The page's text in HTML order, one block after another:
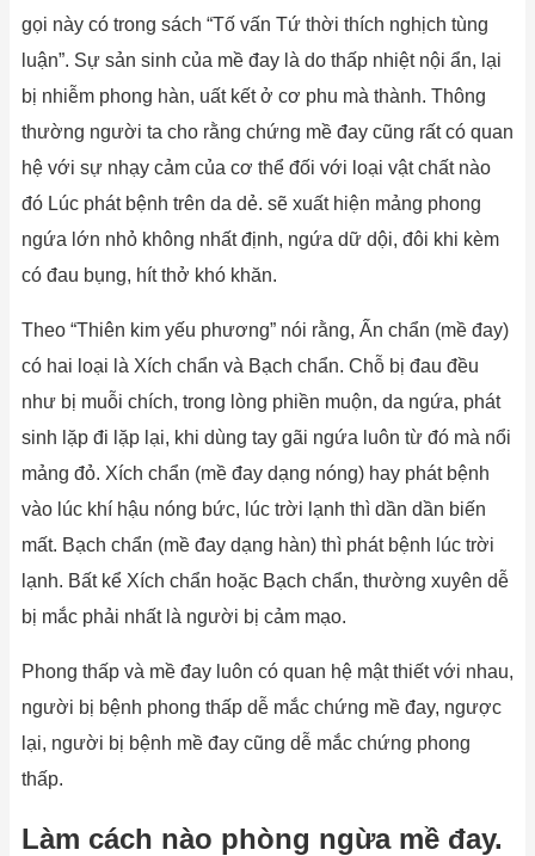
gọi này có trong sách “Tố vấn Tứ thời thích nghịch tùng
luận”. Sự sản sinh của mề đay là do thấp nhiệt nội ẩn, lại
bị nhiễm phong hàn, uất kết ở cơ phu mà thành. Thông
thường người ta cho rằng chứng mề đay cũng rất có quan
hệ với sự nhạy cảm của cơ thể đối với loại vật chất nào
đó Lúc phát bệnh trên da dẻ. sẽ xuất hiện mảng phong
ngứa lớn nhỏ không nhất định, ngứa dữ dội, đôi khi kèm
có đau bụng, hít thở khó khăn.
Theo “Thiên kim yếu phương” nói rằng, Ấn chẩn (mề đay)
có hai loại là Xích chẩn và Bạch chẩn. Chỗ bị đau đều
như bị muỗi chích, trong lòng phiền muộn, da ngứa, phát
sinh lặp đi lặp lại, khi dùng tay gãi ngứa luôn từ đó mà nổi
mảng đỏ. Xích chẩn (mề đay dạng nóng) hay phát bệnh
vào lúc khí hậu nóng bức, lúc trời lạnh thì dần dần biến
mất. Bạch chẩn (mề đay dạng hàn) thì phát bệnh lúc trời
lạnh. Bất kể Xích chẩn hoặc Bạch chẩn, thường xuyên dễ
bị mắc phải nhất là người bị cảm mạo.
Phong thấp và mề đay luôn có quan hệ mật thiết với nhau,
người bị bệnh phong thấp dễ mắc chứng mề đay, ngược
lại, người bị bệnh mề đay cũng dễ mắc chứng phong
thấp.
Làm cách nào phòng ngừa mề đay.